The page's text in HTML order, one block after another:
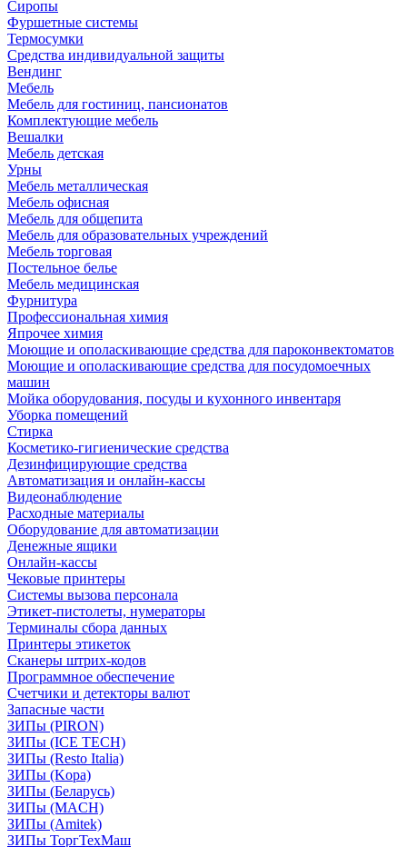
Сиропы
Фуршетные системы
Термосумки
Средства индивидуальной защиты
Вендинг
Мебель
Мебель для гостиниц, пансионатов
Комплектующие мебель
Вешалки
Мебель детская
Урны
Мебель металлическая
Мебель офисная
Мебель для общепита
Мебель для образовательных учреждений
Мебель торговая
Постельное белье
Мебель медицинская
Фурнитура
Профессиональная химия
Япрочее химия
Моющие и ополаскивающие средства для пароконвектоматов
Моющие и ополаскивающие средства для посудомоечных
машин
Мойка оборудования, посуды и кухонного инвентаря
Уборка помещений
Стирка
Косметико-гигиенические средства
Дезинфицирующие средства
Автоматизация и онлайн-кассы
Видеонаблюдение
Расходные материалы
Оборудование для автоматизации
Денежные ящики
Онлайн-кассы
Чековые принтеры
Системы вызова персонала
Этикет-пистолеты, нумераторы
Терминалы сбора данных
Принтеры этикеток
Сканеры штрих-кодов
Программное обеспечение
Счетчики и детекторы валют
Запасные части
ЗИПы (PIRON)
ЗИПы (ICE TECH)
ЗИПы (Resto Italia)
ЗИПы (Kopa)
ЗИПы (Беларусь)
ЗИПы (MACH)
ЗИПы (Amitek)
ЗИПы ТоргТехМаш